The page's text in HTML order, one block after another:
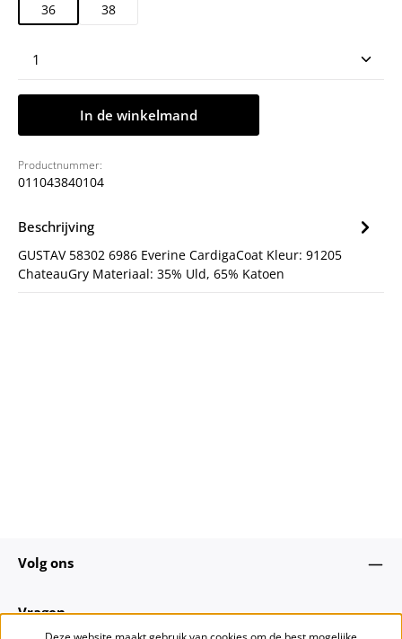
36 38
Producthoeveelheid: Voer de gewenste
In de winkelmand
Productnummer:
011043840104
Beschrijving
GUSTAV 58302 6986 Everine CardigaCoat Kleur: 91205
ChateauGry Materiaal: 35% Uld, 65% Katoen
Volg ons
Vragen